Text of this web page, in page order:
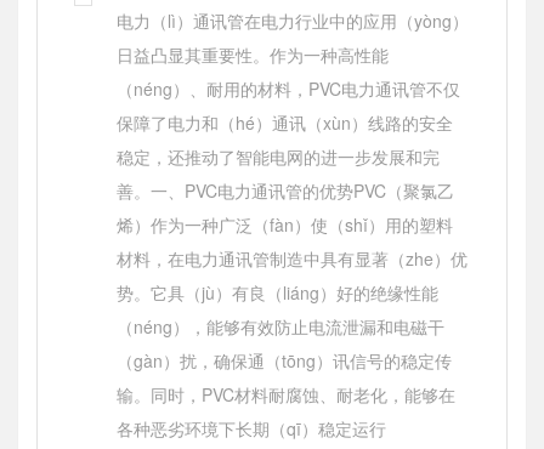
电力（lì）通讯管在电力行业中的应用（yòng）
日益凸显其重要性。作为一种高性能
（néng）、耐用的材料，PVC电力通讯管不仅
保障了电力和（hé）通讯（xùn）线路的安全
稳定，还推动了智能电网的进一步发展和完
善。一、PVC电力通讯管的优势PVC（聚氯乙
烯）作为一种广泛（fàn）使（shǐ）用的塑料
材料，在电力通讯管制造中具有显著（zhe）优
势。它具（jù）有良（liáng）好的绝缘性能
（néng），能够有效防止电流泄漏和电磁干
（gàn）扰，确保通（tōng）讯信号的稳定传
输。同时，PVC材料耐腐蚀、耐老化，能够在
各种恶劣环境下长期（qī）稳定运行